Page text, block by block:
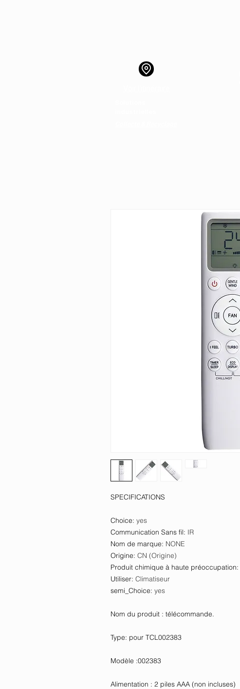
SPECIFICATIONS
Choice: yes
Communication Sans fil: IR
Nom de marque: NONE
Origine: CN (Origine)
Produit chimique à haute préoccupation:
Utiliser: Climatiseur
semi_Choice: yes
Nom du produit : télécommande.
Type: pour TCL002383
Modèle :002383
Alimentation : 2 piles AAA (non incluses)